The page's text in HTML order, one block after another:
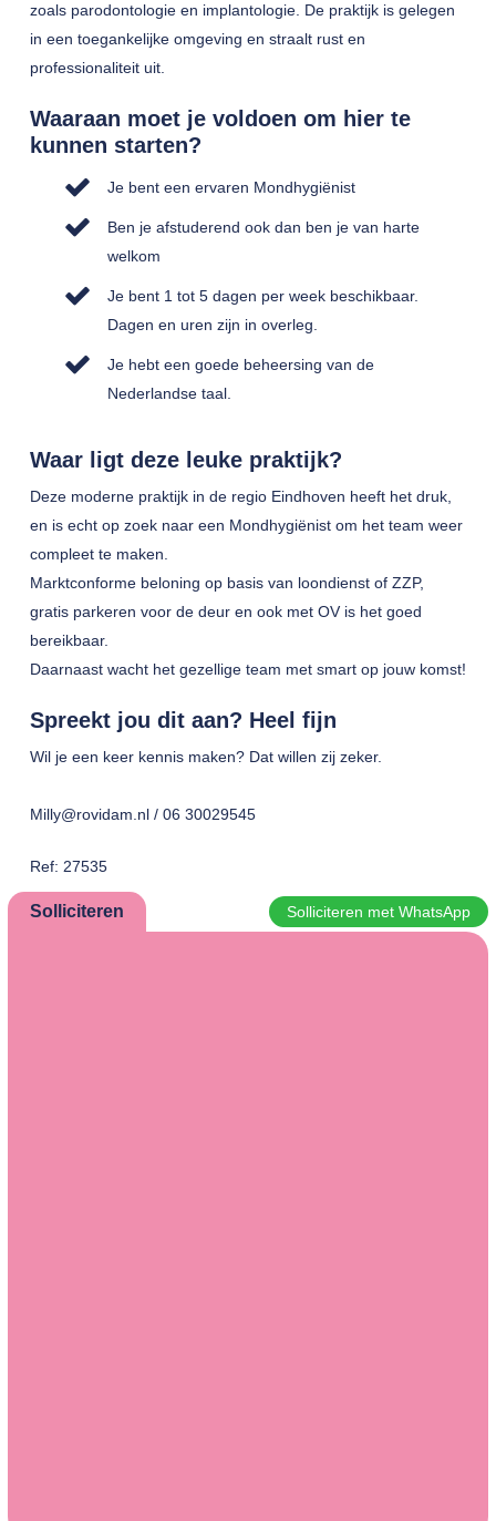
zoals parodontologie en implantologie. De praktijk is gelegen
in een toegankelijke omgeving en straalt rust en
professionaliteit uit.
Waaraan moet je voldoen om hier te
kunnen starten?
Je bent een ervaren Mondhygiënist
Ben je afstuderend ook dan ben je van harte
welkom
Je bent 1 tot 5 dagen per week beschikbaar.
Dagen en uren zijn in overleg.
Je hebt een goede beheersing van de
Nederlandse taal.
Waar ligt deze leuke praktijk?
Deze moderne praktijk in de regio Eindhoven heeft het druk,
en is echt op zoek naar een Mondhygiënist om het team weer
compleet te maken.
Marktconforme beloning op basis van loondienst of ZZP,
gratis parkeren voor de deur en ook met OV is het goed
bereikbaar.
Daarnaast wacht het gezellige team met smart op jouw komst!
Spreekt jou dit aan? Heel fijn
Wil je een keer kennis maken? Dat willen zij zeker.
Milly@rovidam.nl / 06 30029545
Ref: 27535
Solliciteren Solliciteren met WhatsApp